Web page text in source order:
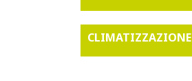
CLIMATIZZAZIONE